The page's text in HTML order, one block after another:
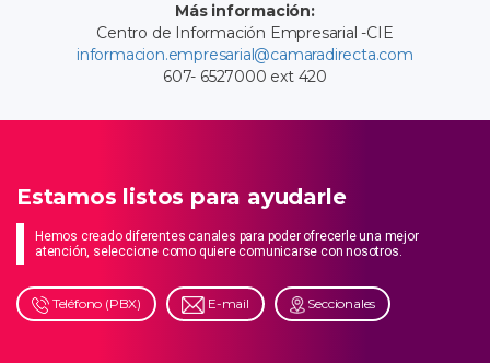
Más información:
Centro de Información Empresarial -CIE
informacion.empresarial@camaradirecta.com
607- 6527000 ext 420
Estamos listos para ayudarle
Hemos creado diferentes canales para poder ofrecerle una mejor
atención, seleccione como quiere comunicarse con nosotros.
Teléfono (PBX) E-mail Seccionales